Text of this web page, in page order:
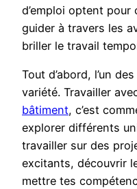
d’emploi optent
guider à travers les
briller le travail
Tout d’abord, l’un
variété. Travailler
bâtiment, c’est
explorer différents
travailler sur des
excitants, découvrir
mettre tes